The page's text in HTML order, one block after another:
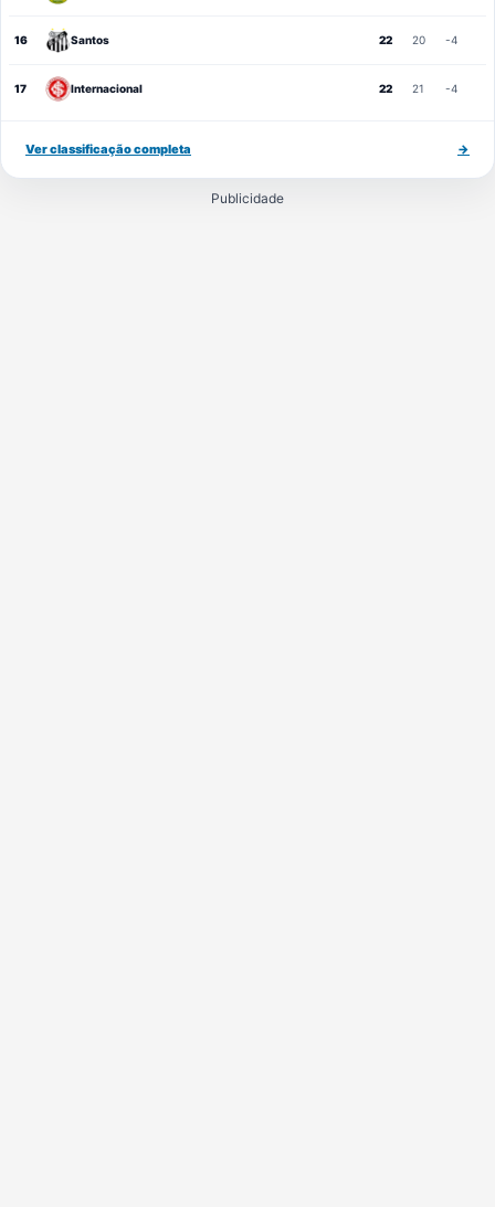
16 Santos 22 20 -4
17 Internacional 22 21 -4
Ver classificação completa →
Publicidade